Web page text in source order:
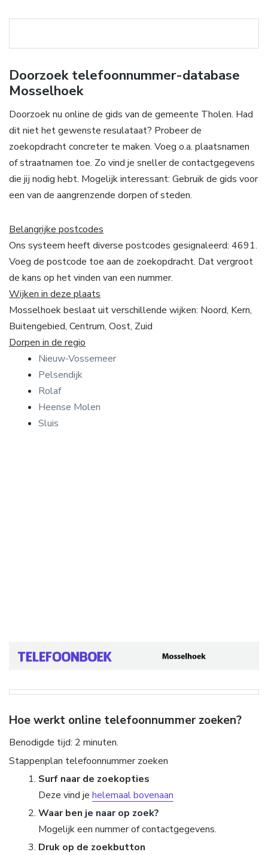
Doorzoek telefoonnummer-database
Mosselhoek
Doorzoek nu online de gids van de gemeente Tholen. Had
dit niet het gewenste resulataat? Probeer de
zoekopdracht concreter te maken. Voeg o.a. plaatsnamen
of straatnamen toe. Zo vind je sneller de contactgegevens
die jij nodig hebt. Mogelijk interessant: Gebruik de gids voor
een van de aangrenzende dorpen of steden.
Belangrijke postcodes
Ons systeem heeft diverse postcodes gesignaleerd: 4691.
Voeg de postcode toe aan de zoekopdracht. Dat vergroot
de kans op het vinden van een nummer.
Wijken in deze plaats
Mosselhoek beslaat uit verschillende wijken: Noord, Kern,
Buitengebied, Centrum, Oost, Zuid
Dorpen in de regio
Nieuw-Vossemeer
Pelsendijk
Rolaf
Heense Molen
Sluis
Hoe werkt online telefoonnummer zoeken?
Benodigde tijd: 2 minuten.
Stappenplan telefoonnummer zoeken
Surf naar de zoekopties
Deze vind je helemaal bovenaan
Waar ben je naar op zoek?
Mogelijk een nummer of contactgegevens.
Druk op de zoekbutton